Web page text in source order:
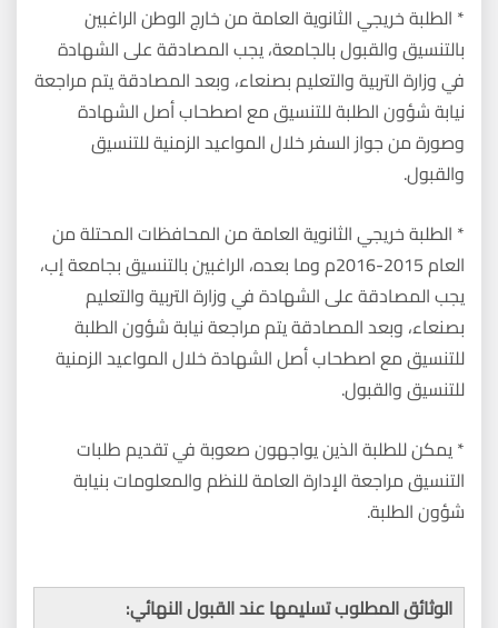
* الطلبة خريجي الثانوية العامة من خارج الوطن الراغبين
بالتنسيق والقبول بالجامعة، يجب المصادقة على الشهادة
في وزارة التربية والتعليم بصنعاء، وبعد المصادقة يتم مراجعة
نيابة شؤون الطلبة للتنسيق مع اصطحاب أصل الشهادة
وصورة من جواز السفر خلال المواعيد الزمنية للتنسيق
والقبول.
* الطلبة خريجي الثانوية العامة من المحافظات المحتلة من
العام 2015-2016م وما بعده، الراغبين بالتنسيق بجامعة إب،
يجب المصادقة على الشهادة في وزارة التربية والتعليم
بصنعاء، وبعد المصادقة يتم مراجعة نيابة شؤون الطلبة
للتنسيق مع اصطحاب أصل الشهادة خلال المواعيد الزمنية
للتنسيق والقبول.
* يمكن للطلبة الذين يواجهون صعوبة في تقديم طلبات
التنسيق مراجعة الإدارة العامة للنظم والمعلومات بنيابة
شؤون الطلبة.
الوثائق المطلوب تسليمها عند القبول النهائي: